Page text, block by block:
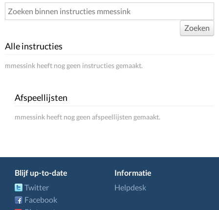
Zoeken
Alle instructies
mmessink heeft nog geen instructies gemaakt.
Afspeellijsten
mmessink heeft nog geen afspeellijsten gemaakt.
Blijf up-to-date
Twitter
Facebook
Informatie
Helpdesk